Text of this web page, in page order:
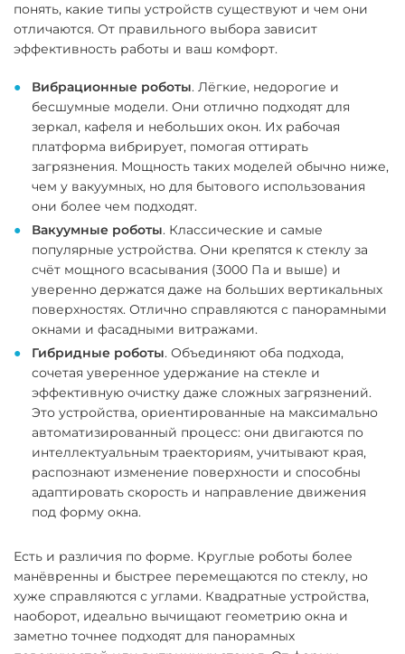
понять, какие типы устройств существуют и чем они
отличаются. От правильного выбора зависит
эффективность работы и ваш комфорт.
Вибрационные роботы. Лёгкие, недорогие и
бесшумные модели. Они отлично подходят для
зеркал, кафеля и небольших окон. Их рабочая
платформа вибрирует, помогая оттирать
загрязнения. Мощность таких моделей обычно ниже,
чем у вакуумных, но для бытового использования
они более чем подходят.
Вакуумные роботы. Классические и самые
популярные устройства. Они крепятся к стеклу за
счёт мощного всасывания (3000 Па и выше) и
уверенно держатся даже на больших вертикальных
поверхностях. Отлично справляются с панорамными
окнами и фасадными витражами.
Гибридные роботы. Объединяют оба подхода,
сочетая уверенное удержание на стекле и
эффективную очистку даже сложных загрязнений.
Это устройства, ориентированные на максимально
автоматизированный процесс: они двигаются по
интеллектуальным траекториям, учитывают края,
распознают изменение поверхности и способны
адаптировать скорость и направление движения
под форму окна.
Есть и различия по форме. Круглые роботы более
манёвренны и быстрее перемещаются по стеклу, но
хуже справляются с углами. Квадратные устройства,
наоборот, идеально вычищают геометрию окна и
заметно точнее подходят для панорамных